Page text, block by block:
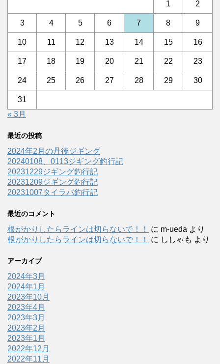
1 2
3 4 5 6 7 8 9
10 11 12 13 14 15 16
17 18 19 20 21 22 23
24 25 26 27 28 29 30
31
« 3月
最近の投稿
2024年2月の丹後ジギング
20240108、0113ジギング釣行記
20231229ジギング釣行記
20231209ジギング釣行記
20231007タイラバ釣行記
最近のコメント
根がかりしたらラインは切らないで！！ に m-ueda より
根がかりしたらラインは切らないで！！
に ししゃも より
アーカイブ
2024年3月
2024年1月
2023年10月
2023年4月
2023年3月
2023年2月
2023年1月
2022年12月
2022年11月